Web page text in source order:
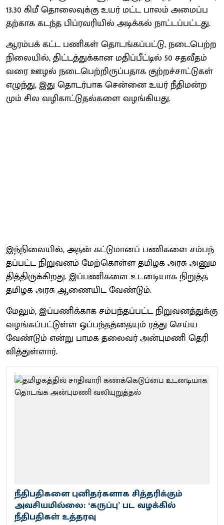
13.30 கிமீ தொலை​வுக்கு உயர்​ மட்ட பாலம் அமைப்​ப​
தற்​காக கடந்த பிப்​ர​வரி​யில் அடிக்​கல் நாட்​டப்​பட்​டது.
ஆரம்​பக் கட்ட பணி​கள் தொடங்​கப்​பட்​டு, நடை​பெற்ற
நிலை​யில், திட்​டத்​துக்​கான மதிப்​பீட்​டில் 50 சதவீதம்
வரை ஊழல் நடை​பெற்​றிருப்​ப​தாக குற்​றச்​சாட்​டு​கள்
எழுந்​து, இது தொடர்​பாக சென்னை உயர் ​நீ​தி​மன்​ற​
மும் சில வழி​காட்​டு​தல்​களை வழங்​கியது.
இந்​நிலை​யில், அதன் கட்​டு​மானப் பணி​களை சம்​பந்​
தப்​பட்ட நிறு​வனம் மேற்​கொள்ள தமிழக அரசு அனு​ம​
தித்​திருக்​கிறது. இப்​பணி​களை உடனடி​யாக நிறுத்த
தமிழக அரசு ஆணை​யிட வேண்​டும்.
மேலும், இப்​பணிக்​காக சம்​பந்​தப்​பட்ட நிறு​வனத்​துக்கு
வழங்​கப்​பட்​டுள்ள ஒப்​பந்​தத்​தை​யும் ரத்து செய்ய
வேண்​டும் என்று பாமக தலை​வர்​ அன்​புமணி தெரி​
வித்​துள்​ளார்​.
நீதிபதிகளை புனிதர்களாக சித்தரிக்கும்
அவசியமில்லை: ‘கருப்பு’ பட வழக்கில்
நீதிபதிகள் உத்தரவு